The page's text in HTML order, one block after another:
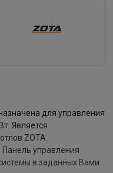
для управления
Является
ZOTA
управления
в заданных Вами